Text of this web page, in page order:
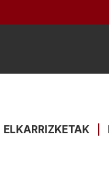
ELKARRIZKETAK